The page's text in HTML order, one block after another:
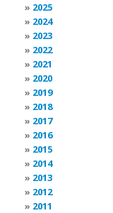
2025
2024
2023
2022
2021
2020
2019
2018
2017
2016
2015
2014
2013
2012
2011